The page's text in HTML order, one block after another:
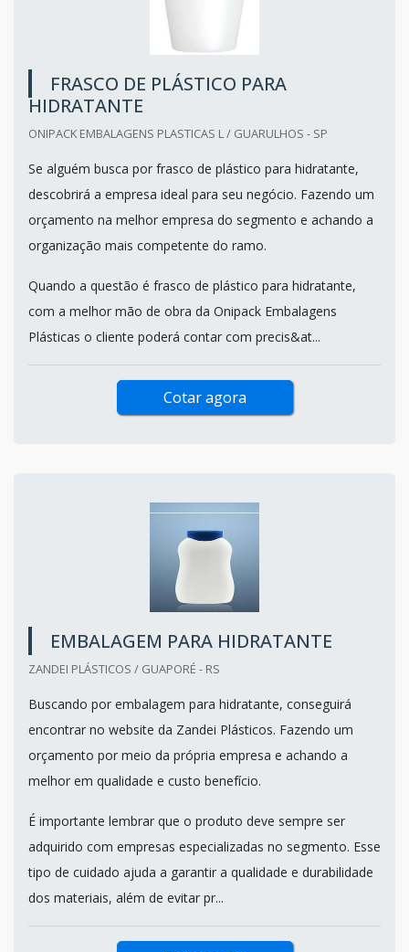
FRASCO DE PLÁSTICO PARA
HIDRATANTE
ONIPACK EMBALAGENS PLASTICAS L / GUARULHOS - SP
Se alguém busca por frasco de plástico para hidratante,
descobrirá a empresa ideal para seu negócio. Fazendo um
orçamento na melhor empresa do segmento e achando a
organização mais competente do ramo.
Quando a questão é frasco de plástico para hidratante,
com a melhor mão de obra da Onipack Embalagens
Plásticas o cliente poderá contar com precis&at...
Cotar agora
EMBALAGEM PARA HIDRATANTE
ZANDEI PLÁSTICOS / GUAPORÉ - RS
Buscando por embalagem para hidratante, conseguirá
encontrar no website da Zandei Plásticos. Fazendo um
orçamento por meio da própria empresa e achando a
melhor em qualidade e custo benefício.
É importante lembrar que o produto deve sempre ser
adquirido com empresas especializadas no segmento. Esse
tipo de cuidado ajuda a garantir a qualidade e durabilidade
dos materiais, além de evitar pr...